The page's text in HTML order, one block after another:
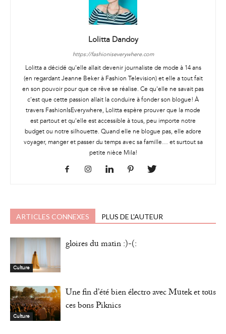
Lolitta Dandoy
https://fashioniseverywhere.com
Lolitta a décidé qu'elle allait devenir journaliste de mode à 14 ans
(en regardant Jeanne Beker à Fashion Television) et elle a tout fait
en son pouvoir pour que ce rêve se réalise. Ce qu'elle ne savait pas
c'est que cette passion allait la conduire à fonder son blogue! À
travers FashionIsEverywhere, Lolitta espère prouver que la mode
est partout et qu'elle est accessible à tous, peu importe notre
budget ou notre silhouette. Quand elle ne blogue pas, elle adore
voyager, manger et passer du temps avec sa famille… et surtout sa
petite nièce Mila!
ARTICLES CONNEXES PLUS DE L'AUTEUR
Culture
gloires du matin :)-(:
Culture
Une fin d’été bien électro avec Mutek et tous
ces bons Piknics